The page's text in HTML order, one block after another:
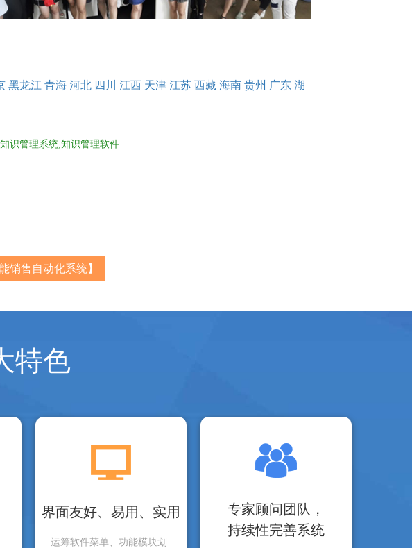
黑龙江 青海 河北 四川 江西 天津 江苏 西藏 海南 贵州 广东 湖
知识管理系统,知识管理软件
销售自动化系统】
特色
界面友好、易用、实用
运筹软件菜单、功能模块划
专家顾问团队，
持续性完善系统